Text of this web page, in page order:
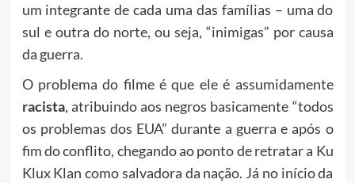
um integrante de cada uma das famílias – uma do
sul e outra do norte, ou seja, “inimigas” por causa
da guerra.
O problema do filme é que ele é assumidamente
racista, atribuindo aos negros basicamente “todos
os problemas dos EUA” durante a guerra e após o
fim do conflito, chegando ao ponto de retratar a Ku
Klux Klan como salvadora da nação. Já no início da